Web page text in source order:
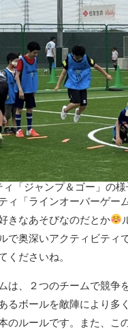
「ジャンプ＆ゴー」の様
ィ「ラインオーバーゲー
きなあそびなのだとか
で奥深いアクティビティ
くださいね。
は、２つのチームで競争
るボールを敵陣により多
のルールです。また、こ